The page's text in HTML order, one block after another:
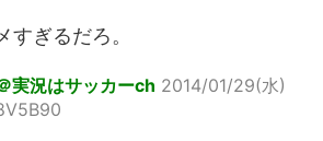
すぎるだろ。
実況はサッカーch 2014/01/29(水)